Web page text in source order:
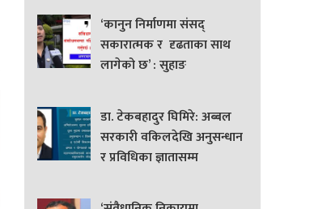
‘कानुन निर्माणमा संसद्
सकारात्मक र दृढताका साथ
लागेको छ’ : सुहाङ
डा. टेकबहादुर घिमिरे: अब्बल
सरकारी वकिलदेखि अनुसन्धान
र प्रविधिका ज्ञातासम्म